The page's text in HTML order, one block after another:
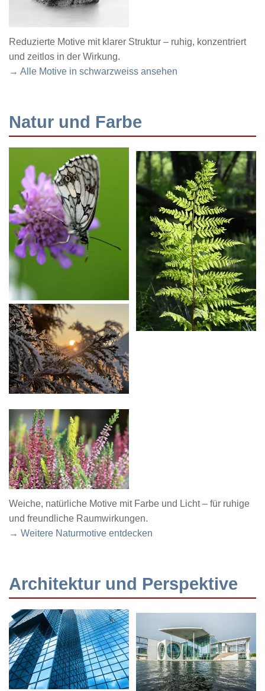
Reduzierte Motive mit klarer Struktur – ruhig, konzentriert
und zeitlos in der Wirkung.
→ Alle Motive in schwarzweiss ansehen
Natur und Farbe
Weiche, natürliche Motive mit Farbe und Licht – für ruhige
und freundliche Raumwirkungen.
→ Weitere Naturmotive entdecken
Architektur und Perspektive